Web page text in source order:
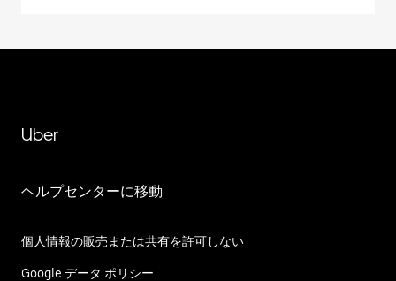
Uber
ヘルプセンターに移動
個人情報の販売または共有を許可しない
Google データ ポリシー